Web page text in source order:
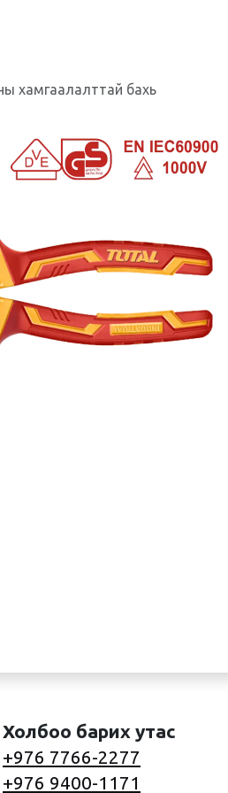
хамгаалалттай бахь
Холбоо барих утас
+976 7766-2277
+976 9400-1171